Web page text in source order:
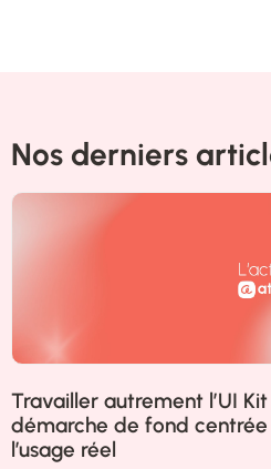
Nos derniers
Travailler autrement l’UI Kit
démarche de fond centrée
l’usage réel